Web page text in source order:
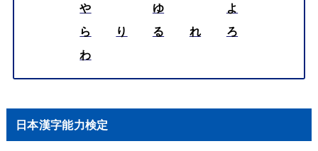
や
ゆ
よ
ら
り る れ
ろ
わ
日本漢字能力検定